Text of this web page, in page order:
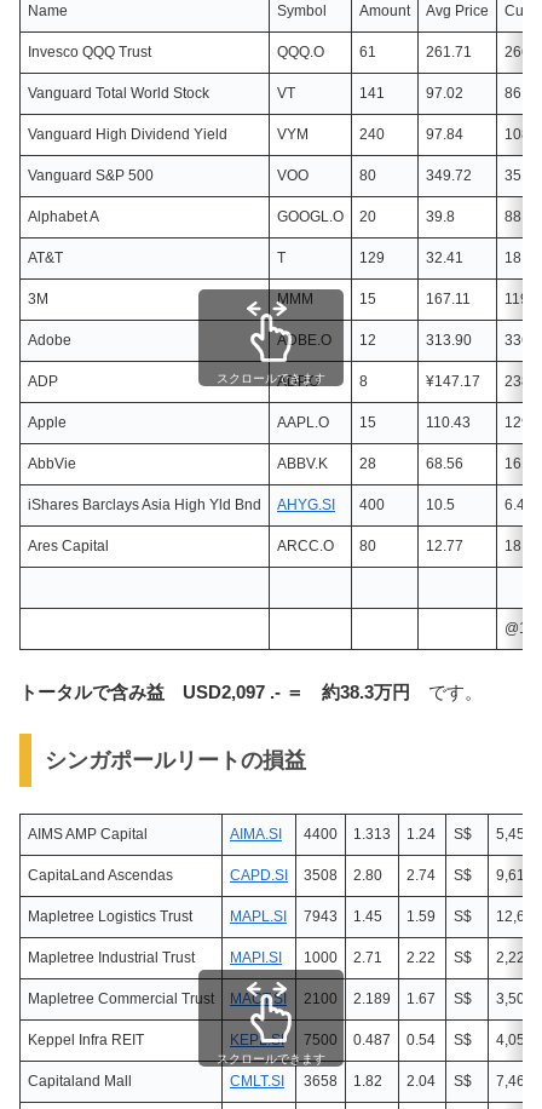
Name Symbol Amount Avg Price
Invesco QQQ Trust QQQ.O 61 261.71
Vanguard Total World Stock VT 141 97.02 86.19
Vanguard High Dividend Yield VYM 240 97.84
Vanguard S&P 500 VOO 80 349.72
Alphabet A GOOGL.O 20 39.8 88.23
AT&T T 129 32.41 18.41
3M MMM 15 167.11
Adobe ADBE.O 12 313.90
ADP ADP.O 8 ¥147.17
Apple AAPL.O 15 110.43
AbbVie ABBV.K 28 68.56
iShares Barclays Asia High Yld Bnd AHYG.SI 400 10.5 6.47
Ares Capital ARCC.O 80 12.77 18.47
スクロールできます
トータルで含み益 USD2,097 .- ＝ 約38.3万円 です。
シンガポールリートの損益
AIMS AMP Capital AIMA.SI 4400 1.313 1.24 S$
CapitaLand Ascendas CAPD.SI 3508 2.80 2.74 S$
Mapletree Logistics Trust MAPL.SI 7943 1.45 1.59 S$
Mapletree Industrial Trust MAPI.SI 1000 2.71 2.22 S$
Mapletree Commercial Trust MACT.SI 2100 2.189 1.67 S$
Keppel Infra REIT KEPL.SI 7500 0.487 0.54 S$
Capitaland Mall CMLT.SI 3658 1.82 2.04 S$
スクロールできます